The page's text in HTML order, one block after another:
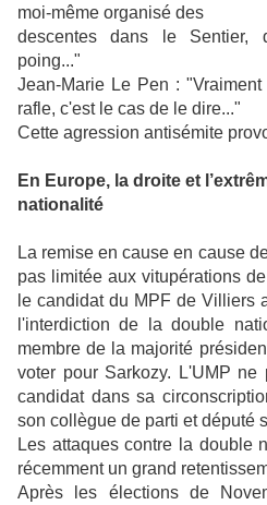
moi-même organisé des
descentes dans le Sentier,
poing..."
Jean-Marie Le Pen :
rafle, c'est le cas de le dire..."
Cette agression antisémite
En Europe, la droite et
nationalité
La remise en cause en cause
pas limitée aux vitupérations
le candidat du MPF de Villiers
l'interdiction de la double
membre de la majorité
voter pour Sarkozy. L'UMP
candidat dans sa
son collègue de parti et député
Les attaques contre la double
récemment un grand
Après les élections de